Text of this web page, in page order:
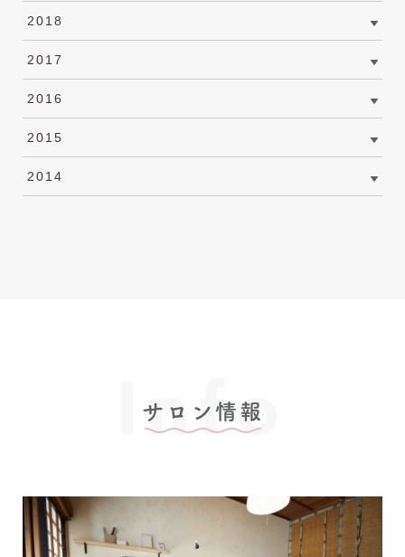
2018
2017
2016
2015
2014
サロン情報
Info